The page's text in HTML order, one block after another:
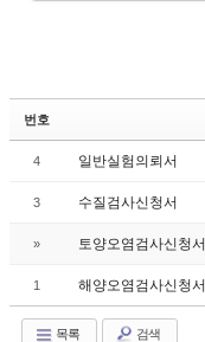
번호
4 일반실험의뢰서
3 수질검사신청서
» 토양오염검사신청서
1 해양오염검사신청서
목록 검색